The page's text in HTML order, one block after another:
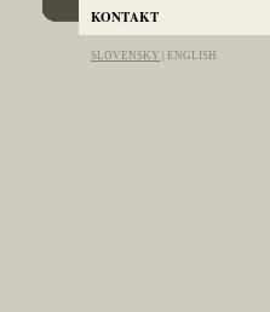
KONTAKT
SLOVENSKY ENGLISH
info@artgallery-pallas.com